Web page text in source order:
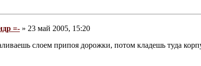
=- » 23 май 2005, 15:20
слоем припоя дорожки, потом кладешь туда